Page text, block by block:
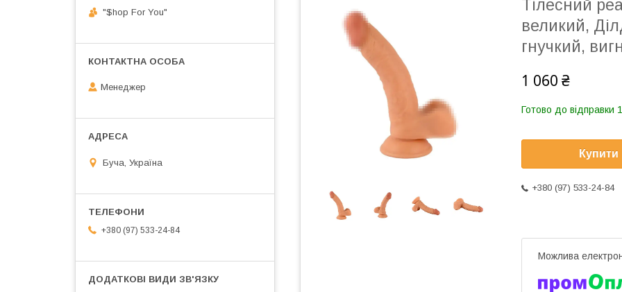
Тілесний
великий,
гнучкий,
1 060 ₴
Готово до відправки
Купити
+380 (97) 533-24-84
"$hop For You"
Менеджер
Буча, Україна
+380 (97) 533-24-84